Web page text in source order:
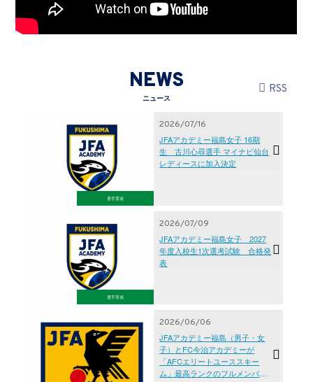
NEWS
ニュース
RSS
選手育成
2026/07/16
JFAアカデミー福島女子 16期
生 古川心尋選手 マイナビ仙台
レディースに加入決定
選手育成
2026/07/09
JFAアカデミー福島女子 2027
年度入校生1次選考試験 合格発
表
2026/06/06
JFAアカデミー福島（男子・女
子）とFC今治アカデミーが
「AFCエリートユーススキー
ム」最高ランクのフルメンバー